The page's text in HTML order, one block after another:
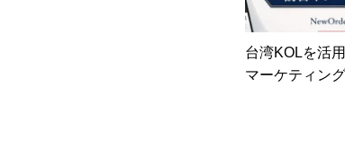
台湾KOLを活
マーケティン